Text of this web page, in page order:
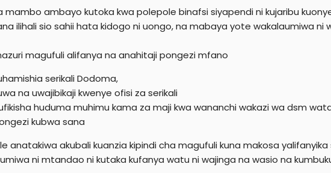
mambo ambayo kutoka kwa polepole binafsi siyapendi ni kujaribu
ilihali sio sahii hata kidogo ni uongo, na mabaya yote wakalaumiwa
magufuli alifanya na anahitaji pongezi mfano
serikali Dodoma,
na uwajibikaji kwenye ofisi za serikali
huduma muhimu kama za maji kwa wananchi wakazi wa dsm
kubwa sana
anatakiwa akubali kuanzia kipindi cha magufuli kuna makosa
ni mtandao ni kutaka kufanya watu ni wajinga na wasio na